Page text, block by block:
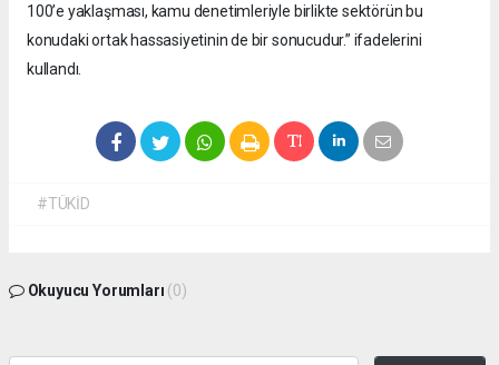
100’e yaklaşması, kamu denetimleriyle birlikte sektörün bu
konudaki ortak hassasiyetinin de bir sonucudur.” ifadelerini
kullandı.
#TÜKİD
Okuyucu Yorumları (0)